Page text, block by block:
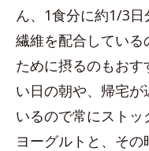
ん、1食分に約1/3
繊維を配合してい
ために摂るのもお
い日の朝や、帰宅
いるので常にストッ
ヨーグルトと、そ